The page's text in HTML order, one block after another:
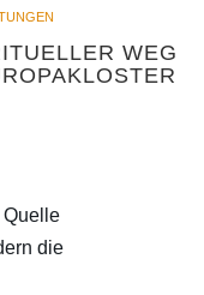
WEG
Quelle
die